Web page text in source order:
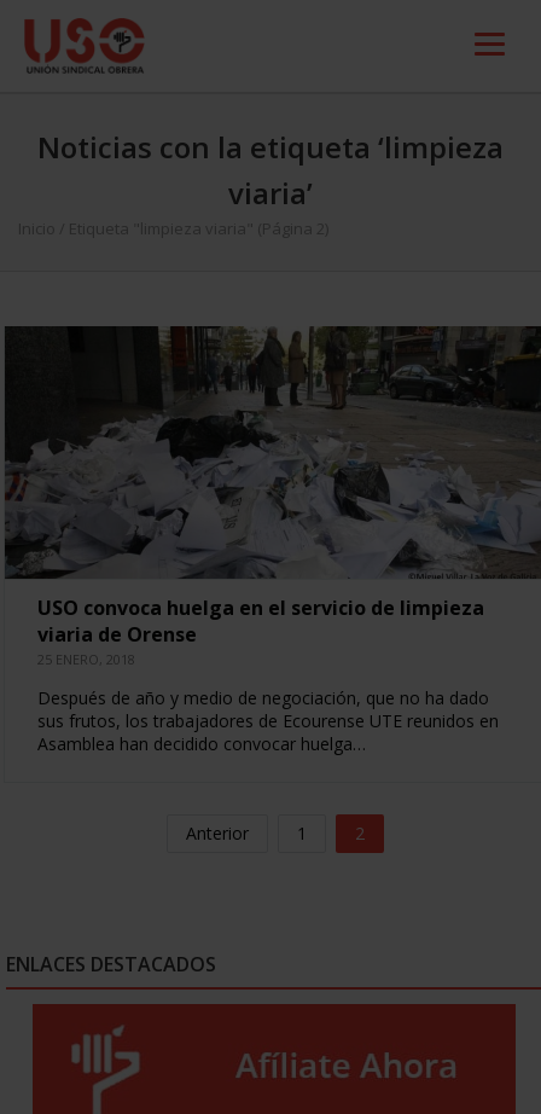
Noticias con la etiqueta ‘limpieza
viaria’
Inicio Etiqueta "limpieza viaria" (Página 2)
USO convoca huelga en el servicio de limpieza
viaria de Orense
25 ENERO, 2018
Después de año y medio de negociación, que no ha dado
sus frutos, los trabajadores de Ecourense UTE reunidos en
Asamblea han decidido convocar huelga…
Anterior 1 2
ENLACES DESTACADOS